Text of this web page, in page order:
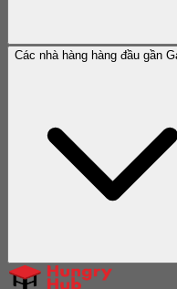
Các nhà hàng hàng đầu gần